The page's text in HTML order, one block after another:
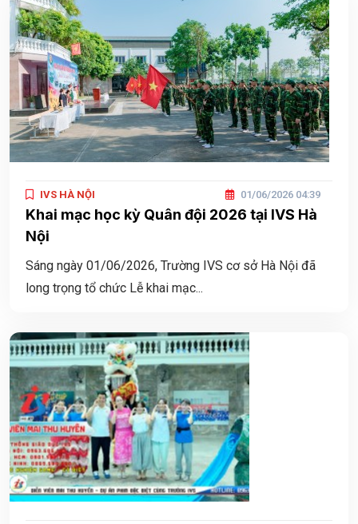
IVS HÀ NỘI 01/06/2026 04:39
Khai mạc học kỳ Quân đội 2026 tại IVS Hà
Nội
Sáng ngày 01/06/2026, Trường IVS cơ sở Hà Nội đã
long trọng tổ chức Lễ khai mạc...